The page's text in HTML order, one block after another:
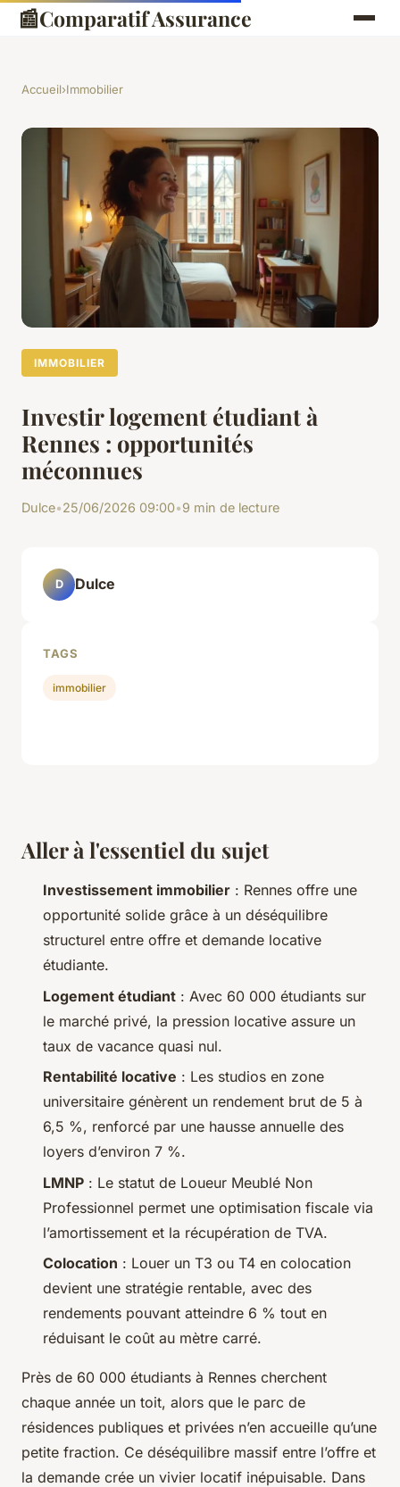
📰Comparatif Assurance
Accueil›Immobilier
IMMOBILIER
Investir logement étudiant à
Rennes : opportunités
méconnues
Dulce•25/06/2026 09:00•9 min de lecture
Aller à l'essentiel du sujet
Investissement immobilier : Rennes offre une
opportunité solide grâce à un déséquilibre
structurel entre offre et demande locative
étudiante.
Logement étudiant : Avec 60 000 étudiants sur
le marché privé, la pression locative assure un
taux de vacance quasi nul.
Rentabilité locative : Les studios en zone
universitaire génèrent un rendement brut de 5 à
6,5 %, renforcé par une hausse annuelle des
loyers d’environ 7 %.
LMNP : Le statut de Loueur Meublé Non
Professionnel permet une optimisation fiscale via
l’amortissement et la récupération de TVA.
Colocation : Louer un T3 ou T4 en colocation
devient une stratégie rentable, avec des
rendements pouvant atteindre 6 % tout en
réduisant le coût au mètre carré.
Près de 60 000 étudiants à Rennes cherchent
chaque année un toit, alors que le parc de
résidences publiques et privées n’en accueille qu’une
petite fraction. Ce déséquilibre massif entre l’offre et
la demande crée un vivier locatif inépuisable. Dans
D Dulce
TAGS
immobilier